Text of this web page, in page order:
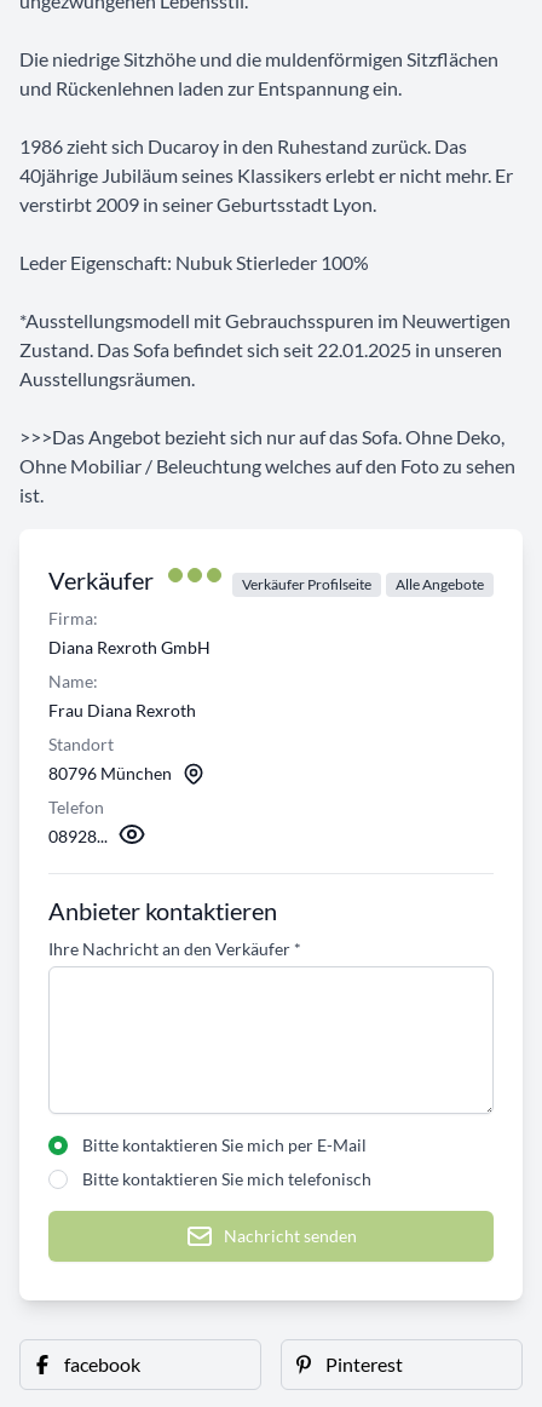
Verkäufer Verkäufer Profilseite Alle Angebote
Firma:
Diana Rexroth GmbH
Name:
Frau Diana Rexroth
Standort
80796 München
Telefon
08928...
Anbieter kontaktieren
Ihre Nachricht an den Verkäufer *
Bitte kontaktieren Sie mich per E-Mail
Bitte kontaktieren Sie mich telefonisch
Nachricht senden
Die niedrige Sitzhöhe und die muldenförmigen Sitzflächen
und Rückenlehnen laden zur Entspannung ein.
1986 zieht sich Ducaroy in den Ruhestand zurück. Das
40jährige Jubiläum seines Klassikers erlebt er nicht mehr. Er
verstirbt 2009 in seiner Geburtsstadt Lyon.
Leder Eigenschaft: Nubuk Stierleder 100%
*Ausstellungsmodell mit Gebrauchsspuren im Neuwertigen
Zustand. Das Sofa befindet sich seit 22.01.2025 in unseren
Ausstellungsräumen.
>>>Das Angebot bezieht sich nur auf das Sofa. Ohne Deko,
Ohne Mobiliar / Beleuchtung welches auf den Foto zu sehen
ist.
facebook Pinterest